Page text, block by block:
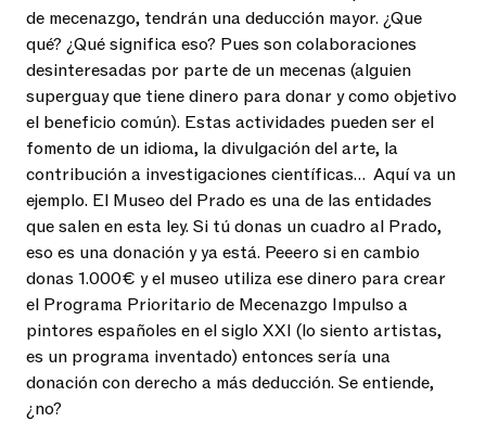
de mecenazgo, tendrán una deducción mayor. ¿Que
qué? ¿Qué significa eso? Pues son colaboraciones
desinteresadas por parte de un mecenas (alguien
superguay que tiene dinero para donar y como objetivo
el beneficio común). Estas actividades pueden ser el
fomento de un idioma, la divulgación del arte, la
contribución a investigaciones científicas… Aquí va un
ejemplo. El Museo del Prado es una de las entidades
que salen en esta ley. Si tú donas un cuadro al Prado,
eso es una donación y ya está. Peeero si en cambio
donas 1.000€ y el museo utiliza ese dinero para crear
el Programa Prioritario de Mecenazgo Impulso a
pintores españoles en el siglo XXI (lo siento artistas,
es un programa inventado) entonces sería una
donación con derecho a más deducción. Se entiende,
¿no?